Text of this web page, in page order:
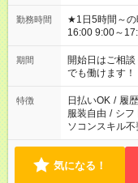
勤務時間
★1日5時間～の時短シフトOK ★
16:00 9:00～17:00
場合、他のお
ん ※法令に基
となります ※労
短時間・短期
期間
開始日はご相
でも働けます！
特徴 日払いOK / 履
服装自由 / シフ
ソコンスキル不
気になる！